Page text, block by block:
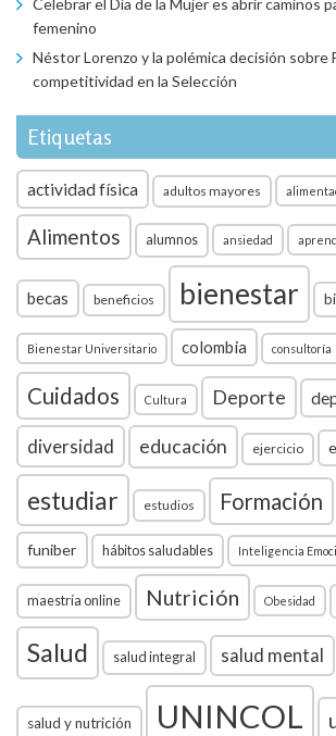
femenino
Néstor Lorenzo y la polémica decisión sobre
competitividad en la Selección
Etiquetas
actividad física adultos mayores
Alimentos alumnos ansiedad
becas beneficios bienestar
Bienestar Universitario colombia consultoría
Cuidados Cultura Deporte
diversidad educación ejercicio
estudiar estudios Formación
funiber hábitos saludables Inteligencia
maestría online Nutrición Obesidad
Salud salud integral salud mental
salud y nutrición UNINCOL